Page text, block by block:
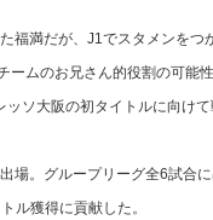
満だが、J1でスタメンをつ
ムのお兄さん的役割の可能
ソ大阪の初タイトルに向け
。グループリーグ全6試合
ル獲得に貢献した。